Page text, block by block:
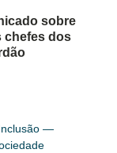
sobre
chefes dos